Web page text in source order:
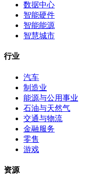
数据中心
智能硬件
智能能源
智慧城市
行业
汽车
制造业
能源与公用事业
石油与天然气
交通与物流
金融服务
零售
游戏
资源